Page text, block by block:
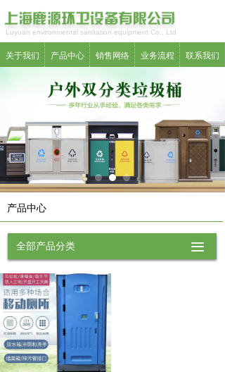
Luyuan environmental sanitation equipment Co., Ltd
关于我们 产品中心 销售网络 业务流程 联系我们
产品中心
끀
全部产品分类